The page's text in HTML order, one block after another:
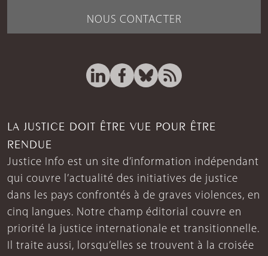
NOUS CONTACTER
LA JUSTICE DOIT ÊTRE VUE POUR ÊTRE
RENDUE
Justice Info est un site d’information indépendant
qui couvre l’actualité des initiatives de justice
dans les pays confrontés à de graves violences, en
cinq langues. Notre champ éditorial couvre en
priorité la justice internationale et transitionnelle.
Il traite aussi, lorsqu’elles se trouvent à la croisée